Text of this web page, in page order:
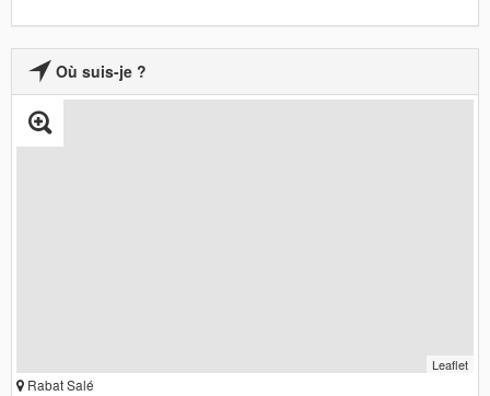
Où suis-je ?
Leaflet
Rabat Salé